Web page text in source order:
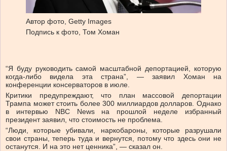
Автор фото, Getty Images
Подпись к фото, Том Хоман
“Я буду руководить самой масштабной депортацией, которую
когда-либо видела эта страна”, — заявил Хоман на
конференции консерваторов в июле.
Критики предупреждают, что план массовой депортации
Трампа может стоить более 300 миллиардов долларов. Однако
в интервью NBC News на прошлой неделе избранный
президент заявил, что стоимость не проблема.
“Люди, которые убивали, наркобароны, которые разрушали
свои страны, теперь туда и вернутся, потому что здесь они не
останутся. И на это нет ценника”, — сказал он.